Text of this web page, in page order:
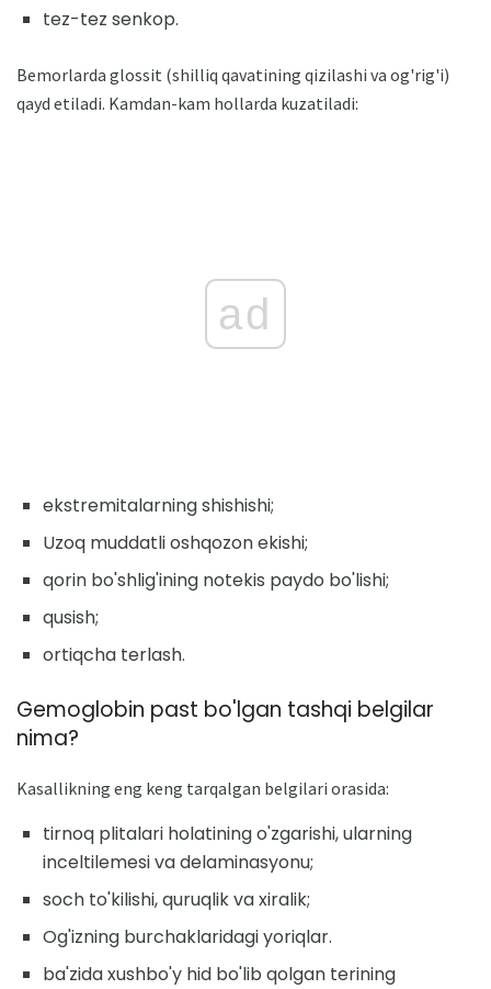
tez-tez senkop.
Bemorlarda glossit (shilliq qavatining qizilashi va og'rig'i)
qayd etiladi. Kamdan-kam hollarda kuzatiladi:
ad
ekstremitalarning shishishi;
Uzoq muddatli oshqozon ekishi;
qorin bo'shlig'ining notekis paydo bo'lishi;
qusish;
ortiqcha terlash.
Gemoglobin past bo'lgan tashqi belgilar
nima?
Kasallikning eng keng tarqalgan belgilari orasida:
tirnoq plitalari holatining o'zgarishi, ularning
inceltilemesi va delaminasyonu;
soch to'kilishi, quruqlik va xiralik;
Og'izning burchaklaridagi yoriqlar.
ba'zida xushbo'y hid bo'lib qolgan terining